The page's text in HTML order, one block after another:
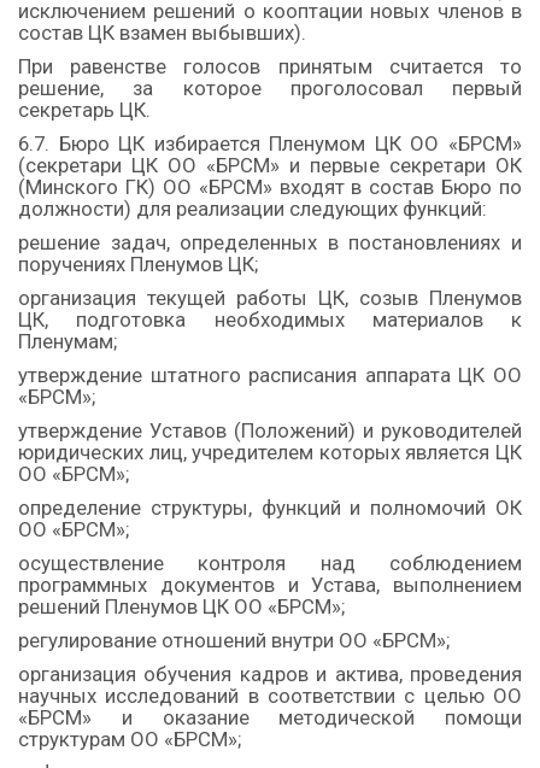
исключением решений о кооптации новых членов в
состав ЦК взамен выбывших).
При равенстве голосов принятым считается то
решение, за которое проголосовал первый
секретарь ЦК.
6.7. Бюро ЦК избирается Пленумом ЦК ОО «БРСМ»
(секретари ЦК ОО «БРСМ» и первые секретари ОК
(Минского ГК) ОО «БРСМ» входят в состав Бюро по
должности) для реализации следующих функций:
решение задач, определенных в постановлениях и
поручениях Пленумов ЦК;
организация текущей работы ЦК, созыв Пленумов
ЦК, подготовка необходимых материалов к
Пленумам;
утверждение штатного расписания аппарата ЦК ОО
«БРСМ»;
утверждение Уставов (Положений) и руководителей
юридических лиц, учредителем которых является ЦК
ОО «БРСМ»;
определение структуры, функций и полномочий ОК
ОО «БРСМ»;
осуществление контроля над соблюдением
программных документов и Устава, выполнением
решений Пленумов ЦК ОО «БРСМ»;
регулирование отношений внутри ОО «БРСМ»;
организация обучения кадров и актива, проведения
научных исследований в соответствии с целью ОО
«БРСМ» и оказание методической помощи
структурам ОО «БРСМ»;